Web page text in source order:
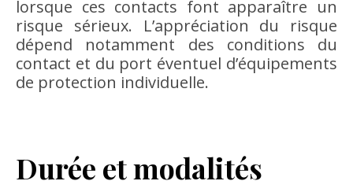
lorsque ces contacts font apparaître un
risque sérieux. L’appréciation du risque
dépend notamment des conditions du
contact et du port éventuel d’équipements
de protection individuelle.
Durée et modalités